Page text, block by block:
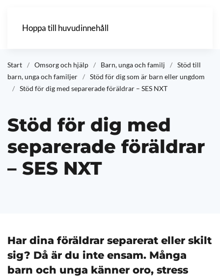
Hoppa till huvudinnehåll
Start Omsorg och hjälp Barn, unga och familj
Stöd till
barn, unga och familjer
Stöd för dig som är barn eller ungdom
Stöd för dig med separerade föräldrar – SES NXT
Stöd för dig med
separerade föräldrar
– SES NXT
Har dina föräldrar separerat eller skilt
sig? Då är du inte ensam. Många
barn och unga känner oro, stress